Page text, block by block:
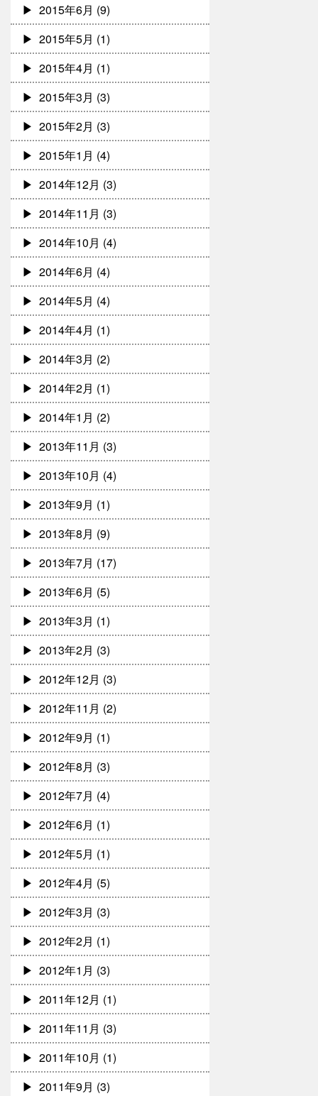
2015年6月 (9)
2015年5月 (1)
2015年4月 (1)
2015年3月 (3)
2015年2月 (3)
2015年1月 (4)
2014年12月 (3)
2014年11月 (3)
2014年10月 (4)
2014年6月 (4)
2014年5月 (4)
2014年4月 (1)
2014年3月 (2)
2014年2月 (1)
2014年1月 (2)
2013年11月 (3)
2013年10月 (4)
2013年9月 (1)
2013年8月 (9)
2013年7月 (17)
2013年6月 (5)
2013年3月 (1)
2013年2月 (3)
2012年12月 (3)
2012年11月 (2)
2012年9月 (1)
2012年8月 (3)
2012年7月 (4)
2012年6月 (1)
2012年5月 (1)
2012年4月 (5)
2012年3月 (3)
2012年2月 (1)
2012年1月 (3)
2011年12月 (1)
2011年11月 (3)
2011年10月 (1)
2011年9月 (3)